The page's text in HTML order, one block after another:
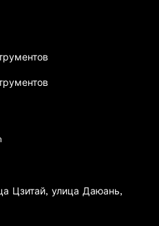
Цзитай, улица Даюань,